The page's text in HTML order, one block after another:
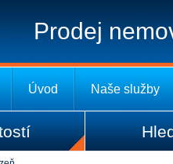
Prodej
Úvod Naše služby